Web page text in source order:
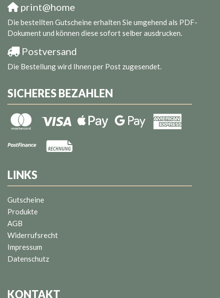
print@home
Die bestellten Gutscheine erhalten Sie umgehend als PDF-
Dokument und können diese sofort selber ausdrucken.
Postversand
Die Bestellung wird Ihnen per Post zugesendet.
SICHERES BEZAHLEN
LINKS
Gutscheine
Produkte
AGB
Widerrufsrecht
Impressum
Datenschutz
KONTAKT